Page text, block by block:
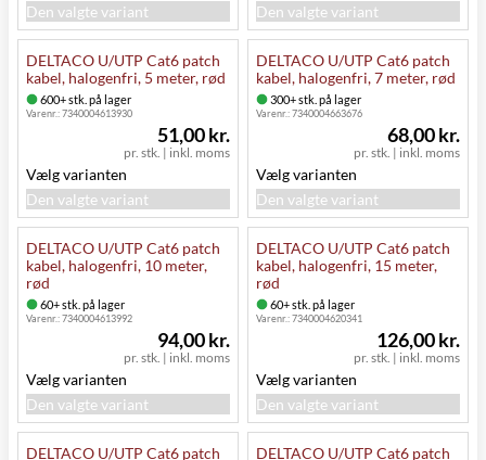
Den valgte variant
Den valgte variant
DELTACO U/UTP Cat6 patch
kabel, halogenfri, 5 meter, rød
600+ stk. på lager
Varenr.:7340004613930
pr. stk. | inkl. moms
51,00 kr.
Vælg varianten
Den valgte variant
DELTACO U/UTP Cat6 patch
kabel, halogenfri, 7 meter, rød
300+ stk. på lager
Varenr.:7340004663676
pr. stk. | inkl. moms
68,00 kr.
Vælg varianten
Den valgte variant
DELTACO U/UTP Cat6 patch
kabel, halogenfri, 10 meter,
rød
60+ stk. på lager
Varenr.:7340004613992
pr. stk. | inkl. moms
94,00 kr.
Vælg varianten
Den valgte variant
DELTACO U/UTP Cat6 patch
kabel, halogenfri, 15 meter,
rød
60+ stk. på lager
Varenr.:7340004620341
pr. stk. | inkl. moms
126,00 kr.
Vælg varianten
Den valgte variant
DELTACO U/UTP Cat6 patch
DELTACO U/UTP Cat6 patch